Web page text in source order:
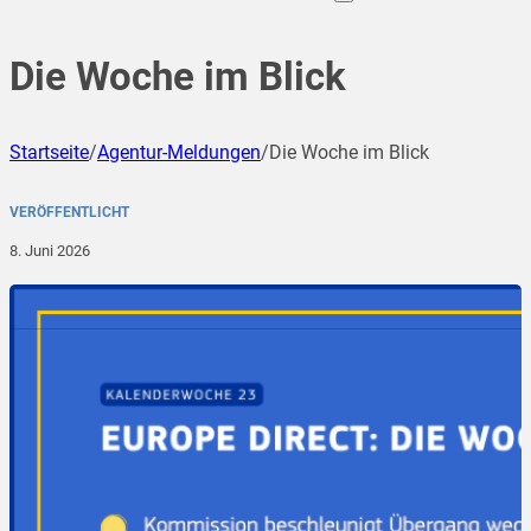
Die Woche im Blick
Startseite/Agentur-Meldungen/Die Woche im Blick
VERÖFFENTLICHT
8. Juni 2026